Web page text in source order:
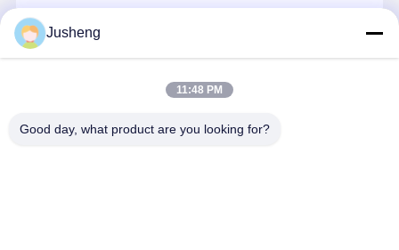
इंजन कनेक्टिंग रॉड
Jusheng
11:48 PM
Good day, what product are you looking for?